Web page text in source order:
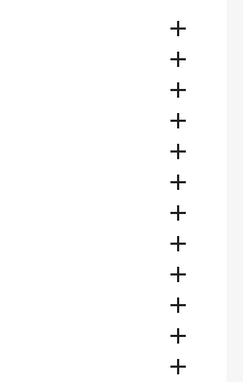











